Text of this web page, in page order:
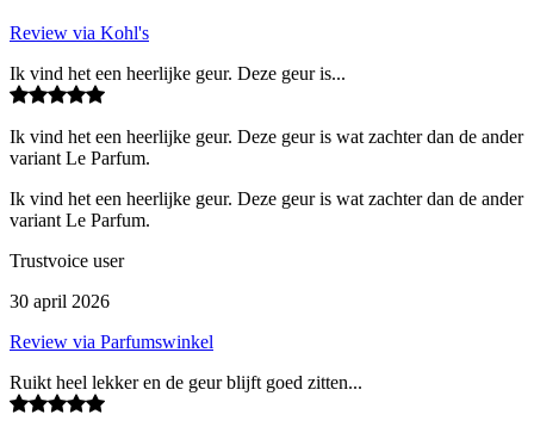
Review via Kohl's
Ik vind het een heerlijke geur. Deze geur is...
Ik vind het een heerlijke geur. Deze geur is wat zachter dan de ander
variant Le Parfum.
Ik vind het een heerlijke geur. Deze geur is wat zachter dan de ander
variant Le Parfum.
Trustvoice user
30 april 2026
Review via Parfumswinkel
Ruikt heel lekker en de geur blijft goed zitten...